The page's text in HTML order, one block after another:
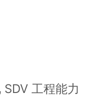
工程能力